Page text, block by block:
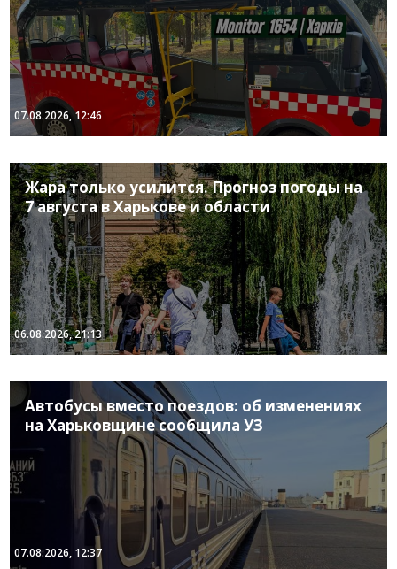
07.08.2026, 12:46
Жара только усилится. Прогноз погоды на
7 августа в Харькове и области
06.08.2026, 21:13
Автобусы вместо поездов: об изменениях
на Харьковщине сообщила УЗ
07.08.2026, 12:37